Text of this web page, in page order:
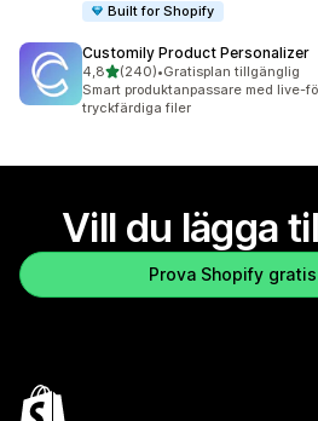
Built for Shopify
Customily Product Personalizer
4,8av 5 stjärnor
(240)
240 recensioner totalt
•Gratisplan tillgänglig
Smart produktanpassare med live-
tryckfärdiga filer
Vill du lägga
Prova Shopify